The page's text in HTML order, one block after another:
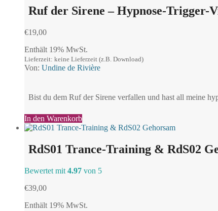
Ruf der Sirene – Hypnose-Trigger-
€19,00
Enthält 19% MwSt.
Lieferzeit: keine Lieferzeit (z.B. Download)
Von: Undine de Rivière
Bist du dem Ruf der Sirene verfallen und hast all meine
In den Warenkorb
RdS01 Trance-Training & RdS02
Bewertet mit 4.97 von 5
€39,00
Enthält 19% MwSt.